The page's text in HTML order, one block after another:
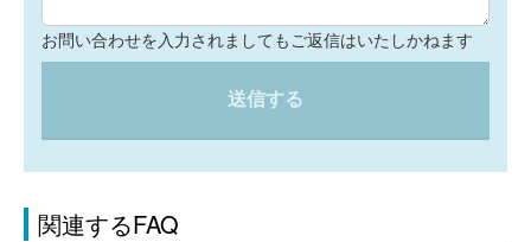
お問い合わせを入力されましてもご返信はいたしかねます
送信する
関連するFAQ